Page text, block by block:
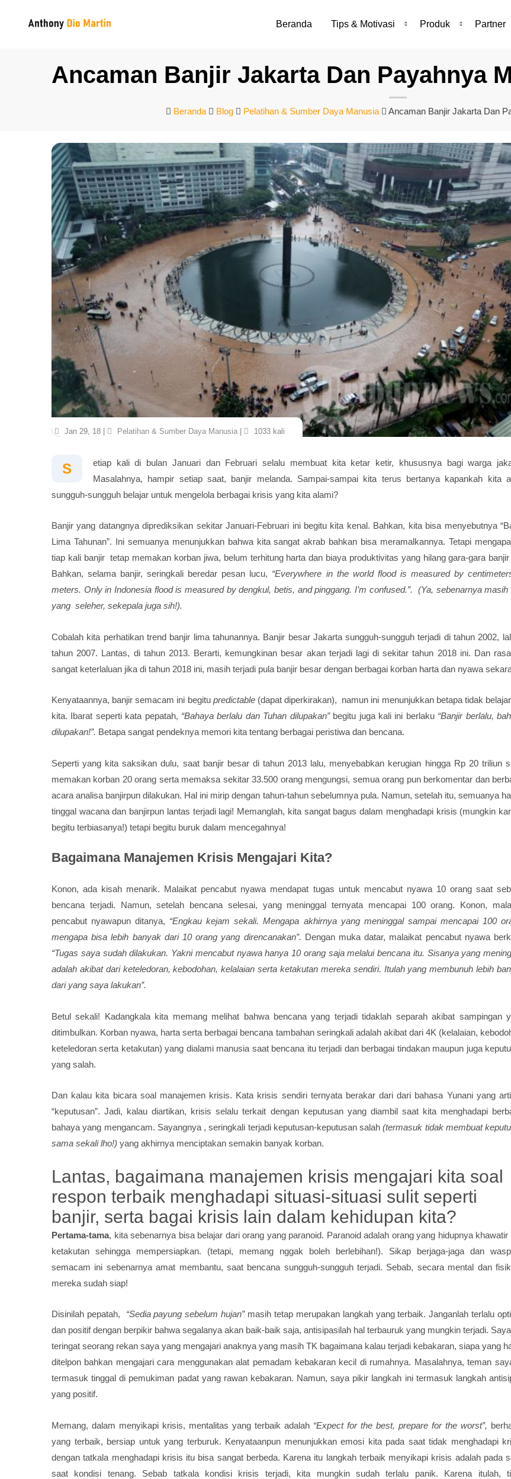
Beranda Tips & Motivasi Produk Partner
Ancaman Banjir Jakarta Dan Payahnya
Beranda Blog Pelatihan & Sumber Daya Manusia Ancaman Banjir Jakarta Dan
Jan 29, 18 | Pelatihan & Sumber Daya Manusia | 1033 kali
S
etiap kali di bulan Januari dan Februari selalu membuat kita ketar ketir, khususnya bagi warga
Masalahnya, hampir setiap saat, banjir melanda. Sampai-sampai kita terus bertanya kapankah kita
sungguh-sungguh belajar untuk mengelola berbagai krisis yang kita alami?
Banjir yang datangnya diprediksikan sekitar Januari-Februari ini begitu kita kenal. Bahkan, kita bisa menyebutnya
Lima Tahunan”. Ini semuanya menunjukkan bahwa kita sangat akrab bahkan bisa meramalkannya. Tetapi
tiap kali banjir tetap memakan korban jiwa, belum terhitung harta dan biaya produktivitas yang hilang gara-gara banjir
Bahkan, selama banjir, seringkali beredar pesan lucu, “Everywhere in the world flood is measured by
meters. Only in Indonesia flood is measured by dengkul, betis, and pinggang. I’m confused.”. (Ya, sebenarnya masih
yang seleher, sekepala juga sih!).
Cobalah kita perhatikan trend banjir lima tahunannya. Banjir besar Jakarta sungguh-sungguh terjadi di tahun 2002,
tahun 2007. Lantas, di tahun 2013. Berarti, kemungkinan besar akan terjadi lagi di sekitar tahun 2018 ini. Dan
sangat keterlaluan jika di tahun 2018 ini, masih terjadi pula banjir besar dengan berbagai korban harta dan nyawa
Kenyataannya, banjir semacam ini begitu predictable(dapat diperkirakan), namun ini menunjukkan betapa tidak
kita. Ibarat seperti kata pepatah, “Bahaya berlalu dan Tuhan dilupakan”begitu juga kali ini berlaku “Banjir berlalu,
dilupakan!”. Betapa sangat pendeknya memori kita tentang berbagai peristiwa dan bencana.
Seperti yang kita saksikan dulu, saat banjir besar di tahun 2013 lalu, menyebabkan kerugian hingga Rp 20 triliun
memakan korban 20 orang serta memaksa sekitar 33.500 orang mengungsi, semua orang pun berkomentar dan
acara analisa banjirpun dilakukan. Hal ini mirip dengan tahun-tahun sebelumnya pula. Namun, setelah itu, semuanya
tinggal wacana dan banjirpun lantas terjadi lagi! Memanglah, kita sangat bagusdalam menghadapi krisis (mungkin
begitu terbiasanya!) tetapi begitu buruk dalam mencegahnya!
Bagaimana Manajemen Krisis Mengajari Kita?
Konon, ada kisah menarik. Malaikat pencabut nyawa mendapat tugas untuk mencabut nyawa 10 orang saat
bencana terjadi. Namun, setelah bencana selesai, yang meninggal ternyata mencapai 100 orang. Konon,
pencabut nyawapun ditanya, “Engkau kejam sekali. Mengapa akhirnya yang meninggal sampai mencapai 100
mengapa bisa lebih banyak dari 10 orang yang direncanakan”. Dengan muka datar, malaikat pencabut nyawa
“Tugas saya sudah dilakukan. Yakni mencabut nyawa hanya 10 orang saja melalui bencana itu. Sisanya yang
adalah akibat dari keteledoran, kebodohan, kelalaian serta ketakutan mereka sendiri. Itulah yang membunuh lebih
dari yang saya lakukan”.
Betul sekali! Kadangkala kita memang melihat bahwa bencana yang terjadi tidaklah separah akibat sampingan
ditimbulkan. Korban nyawa, harta serta berbagai bencana tambahan seringkali adalah akibat dari 4K (kelalaian,
keteledoran serta ketakutan) yang dialami manusia saat bencana itu terjadi dan berbagai tindakan maupun juga
yang salah.
Dan kalau kita bicara soal manajemen krisis. Kata krisis sendiri ternyata berakar dari dari bahasa Yunani yang
“keputusan”. Jadi, kalau diartikan, krisis selalu terkait dengan keputusan yang diambil saat kita menghadapi
bahaya yang mengancam. Sayangnya , seringkali terjadi keputusan-keputusan salah(termasuk tidak membuat
sama sekali lho!) yang akhirnya menciptakan semakin banyak korban.
Lantas, bagaimana manajemen krisis mengajari kita soal
respon terbaik menghadapi situasi-situasi sulit seperti
banjir, serta bagai krisis lain dalam kehidupan kita?
Pertama-tama, kita sebenarnya bisa belajar dari orang yang paranoid. Paranoid adalah orang yang hidupnya khawatir
ketakutan sehingga mempersiapkan. (tetapi, memang nggak boleh berlebihan!). Sikap berjaga-jaga dan
semacam ini sebenarnya amat membantu, saat bencana sungguh-sungguh terjadi. Sebab, secara mental dan
mereka sudah siap!
Disinilah pepatah, “Sedia payung sebelum hujan”masih tetap merupakan langkah yang terbaik. Janganlah terlalu
dan positif dengan berpikir bahwa segalanya akan baik-baik saja, antisipasilah hal terbauruk yang mungkin terjadi.
teringat seorang rekan saya yang mengajari anaknya yang masih TK bagaimana kalau terjadi kebakaran, siapa yang
ditelpon bahkan mengajari cara menggunakan alat pemadam kebakaran kecil di rumahnya. Masalahnya, teman
termasuk tinggal di pemukiman padat yang rawan kebakaran. Namun, saya pikir langkah ini termasuk langkah
yang positif.
Memang, dalam menyikapi krisis, mentalitas yang terbaik adalah “Expect for the best, prepare for the worst”,
yang terbaik, bersiap untuk yang terburuk. Kenyataanpun menunjukkan emosi kita pada saat tidak menghadapi
dengan tatkala menghadapi krisis itu bisa sangat berbeda. Karena itu langkah terbaik menyikapi krisis adalah pada
saat kondisi tenang. Sebab tatkala kondisi krisis terjadi, kita mungkin sudah terlalu panik. Karena itulah,